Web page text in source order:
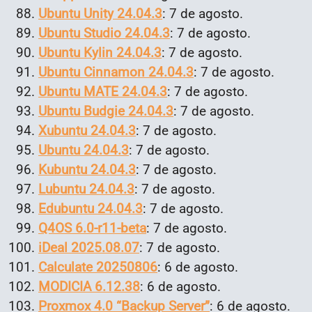
Ubuntu Unity 24.04.3: 7 de agosto.
Ubuntu Studio 24.04.3: 7 de agosto.
Ubuntu Kylin 24.04.3: 7 de agosto.
Ubuntu Cinnamon 24.04.3: 7 de agosto.
Ubuntu MATE 24.04.3: 7 de agosto.
Ubuntu Budgie 24.04.3: 7 de agosto.
Xubuntu 24.04.3: 7 de agosto.
Ubuntu 24.04.3: 7 de agosto.
Kubuntu 24.04.3: 7 de agosto.
Lubuntu 24.04.3: 7 de agosto.
Edubuntu 24.04.3: 7 de agosto.
Q4OS 6.0-r11-beta: 7 de agosto.
iDeal 2025.08.07: 7 de agosto.
Calculate 20250806: 6 de agosto.
MODICIA 6.12.38: 6 de agosto.
Proxmox 4.0 “Backup Server”: 6 de agosto.